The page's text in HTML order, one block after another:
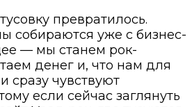
превратилось.
собираются уже с бизнес-
— мы станем рок-
денег и, что нам для
сразу чувствуют
если сейчас заглянуть